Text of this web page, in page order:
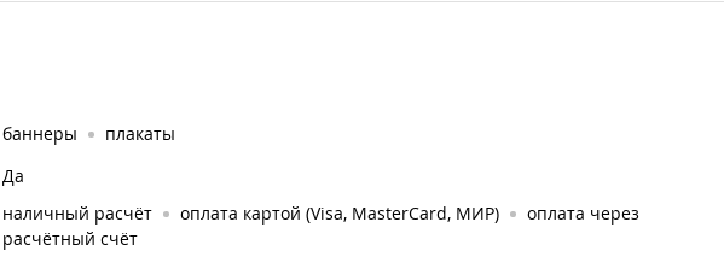
баннеры
плакаты
Да
наличный расчёт оплата картой (Visa, MasterCard, МИР)
оплата через
расчётный счёт